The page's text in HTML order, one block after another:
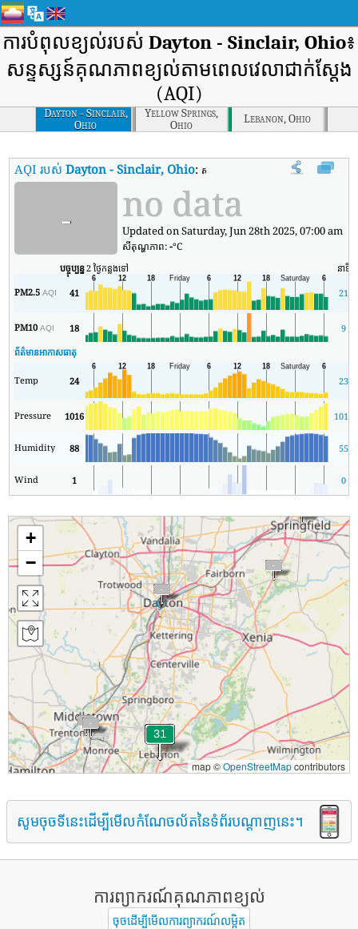
ការបំពុលខ្យល់របស់ Dayton - Sinclair, Ohio៖
សន្ទស្សន៍គុណភាពខ្យល់តាមពេលវេលាជាក់ស្តែង
(AQI)
Dayton - Sinclair,
Ohio
Yellow Springs,
Ohio
Lebanon, Ohio
AQI របស់Dayton - Sinclair, Ohio: សន្ទស្សន៍គុណភាពខ្យល់តាមពេលវេលាពិត
- no data
Updated on Saturday, Jun 28th 2025, 07:00 am
សីតុណ្ហភាព:-°C
បច្ចុប្បន្ន2 ថ្ងៃកន្លងទៅ នាទី
PM2.5AQI 41 21
PM10AQI 18
9
ព័ត៌មានអាកាសធាតុ
Temp 24 23
Pressure 1016 1012
Humidity 88 55
Wind 1 0
+
−
map ©OpenStreetMapcontributors
សូមចុចទីនេះដើម្បីមើលកំណែចល័តនៃទំព័របណ្តាញនេះ។
ការព្យាករណ៍គុណភាពខ្យល់
ចុចដើម្បីមើលការព្យាករណ៍លម្អិត